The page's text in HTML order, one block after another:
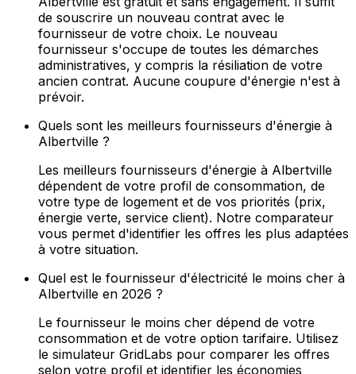
de souscrire un nouveau contrat avec le
fournisseur de votre choix. Le nouveau
fournisseur s'occupe de toutes les démarches
administratives, y compris la résiliation de votre
ancien contrat. Aucune coupure d'énergie n'est à
prévoir.
Quels sont les meilleurs fournisseurs d'énergie à
Albertville ?
Les meilleurs fournisseurs d'énergie à Albertville
dépendent de votre profil de consommation, de
votre type de logement et de vos priorités (prix,
énergie verte, service client). Notre comparateur
vous permet d'identifier les offres les plus adaptées
à votre situation.
Quel est le fournisseur d'électricité le moins cher à
Albertville en 2026 ?
Le fournisseur le moins cher dépend de votre
consommation et de votre option tarifaire. Utilisez
le simulateur GridLabs pour comparer les offres
selon votre profil et identifier les économies